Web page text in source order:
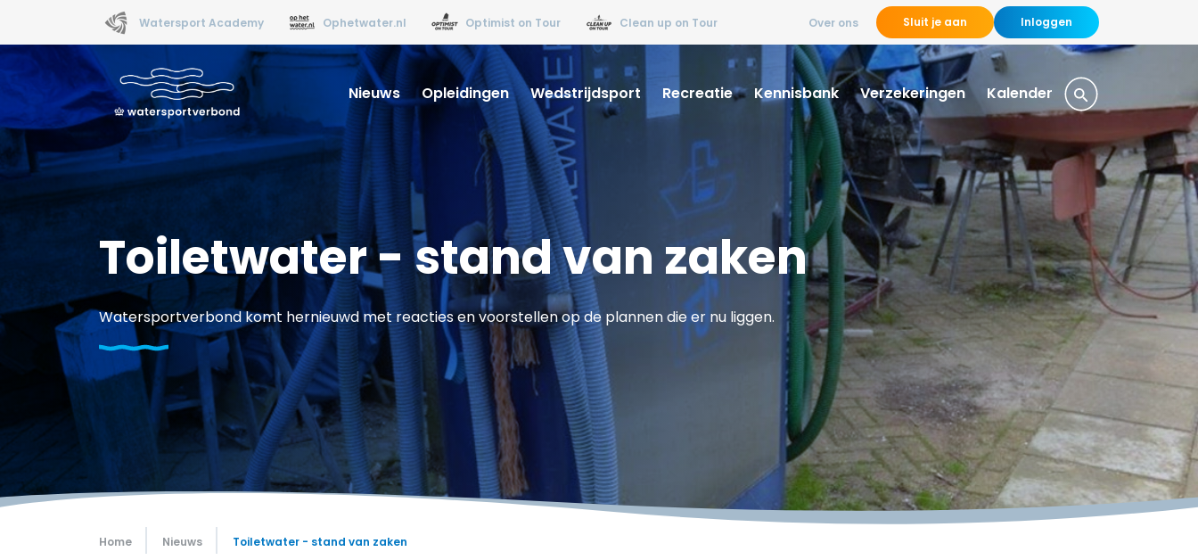
Watersport Academy Ophetwater.nl Optimist on Tour Clean up on Tour Over ons Sluit je aan Inloggen
Nieuws Opleidingen Wedstrijdsport Recreatie Kennisbank Verzekeringen Kalender
Toiletwater - stand van zaken
Watersportverbond komt hernieuwd met reacties en voorstellen op de plannen die er nu liggen.
Home Nieuws Toiletwater - stand van zaken